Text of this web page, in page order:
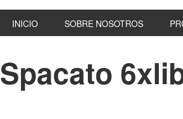
INICIO SOBRE NOSOTROS
Spacato